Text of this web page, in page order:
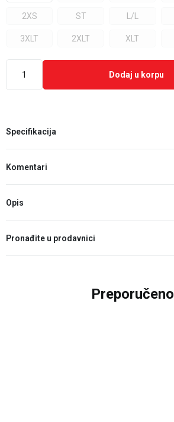
2XS ST L/L
3XLT 2XLT XLT
Dodaj u korpu
Specifikacija
Komentari
Opis
Pronađite u prodavnici
Preporučeno